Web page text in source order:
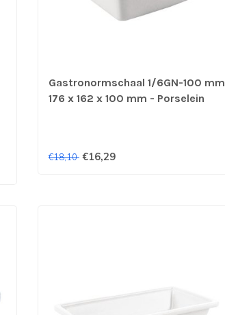
Gastronormschaal 1/6GN-100 mm
176 x 162 x 100 mm - Porselein
€18,10 €16,29